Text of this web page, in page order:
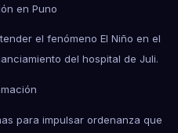
en Puno
el fenómeno El Niño en el
del hospital de Juli.
para impulsar ordenanza que